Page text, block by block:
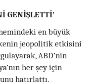
GENİŞLETTİ'
en büyük
jeopolitik etkisini
ABD’nin
her şey için
hatırlattı.